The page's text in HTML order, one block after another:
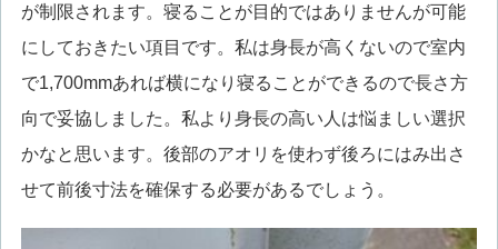
が制限されます。寝ることが目的ではありませんが可能
にしておきたい項目です。私は身長が高くないので室内
で1,700mmあれば横になり寝ることができるので長さ方
向で妥協しました。私より身長の高い人は悩ましい選択
かなと思います。後部のアオリを使わず後ろにはみ出さ
せて前後寸法を確保する必要があるでしょう。